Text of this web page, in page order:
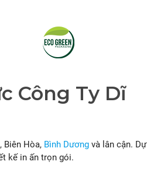
Công Ty Dĩ
Biên Hòa, Bình Dương và lân cận. Dự
kế in ấn trọn gói.